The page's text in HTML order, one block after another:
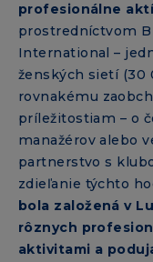
profesionálne
prostredníctvom
International –
ženských sietí (30
rovnakému
príležitostiam – o
manažérov alebo
partnerstvo s
zdieľanie týchto
bola založená v
rôznych
aktivitami a